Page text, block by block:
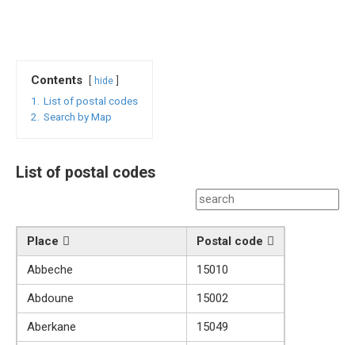
Contents hide
1.
List of postal codes
2.
Search by Map
List of postal codes
Place
Postal code
Abbeche
15010
Abdoune
15002
Aberkane
15049